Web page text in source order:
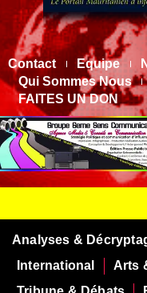
Contact Equipe
Qui Sommes Nous
FAITES UN DON
Analyses &
International
Arts